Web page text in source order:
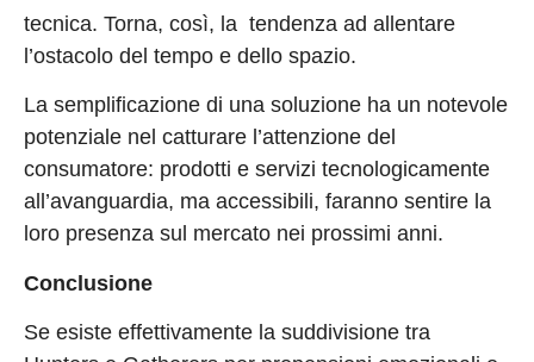
tecnica. Torna, così, la tendenza ad allentare
l’ostacolo del tempo e dello spazio.
La semplificazione di una soluzione ha un notevole
potenziale nel catturare l’attenzione del
consumatore: prodotti e servizi tecnologicamente
all’avanguardia, ma accessibili, faranno sentire la
loro presenza sul mercato nei prossimi anni.
Conclusione
Se esiste effettivamente la suddivisione tra